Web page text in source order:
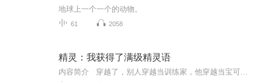
地球上一个一个的动物。
61 2058
精灵：我获得了满级精灵语